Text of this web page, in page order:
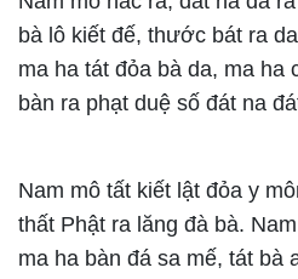
bà lô kiết đế, thước bát ra
ma ha tát đỏa bà da, ma ha
bàn ra phạt duệ số đát na
Nam mô tất kiết lật đỏa y
thất Phật ra lăng đà bà.
ma ha bàn đá sa mế, tát bà